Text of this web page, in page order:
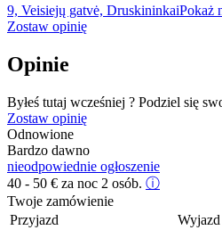
9, Veisiejų gatvė, DruskininkaiPokaż
Zostaw opinię
Opinie
Byłeś tutaj wcześniej ? Podziel się
Zostaw opinię
Odnowione
Bardzo dawno
nieodpowiednie ogłoszenie
40 - 50 € za noc 2 osób. ⓘ
Twoje zamówienie
Przyjazd
Wyjazd